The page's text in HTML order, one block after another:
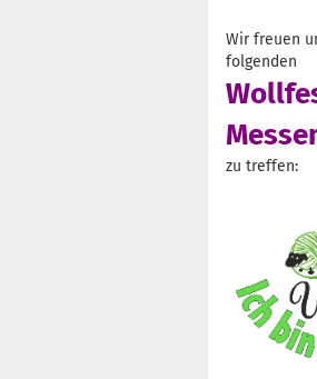
Wir freuen
folgenden
zu treffen: